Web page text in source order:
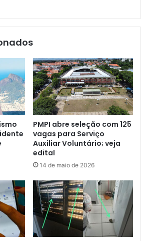
PMPI abre seleção com 125
vagas para Serviço
Auxiliar Voluntário; veja
edital
14 de maio de 2026